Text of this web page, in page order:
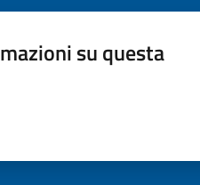
su questa